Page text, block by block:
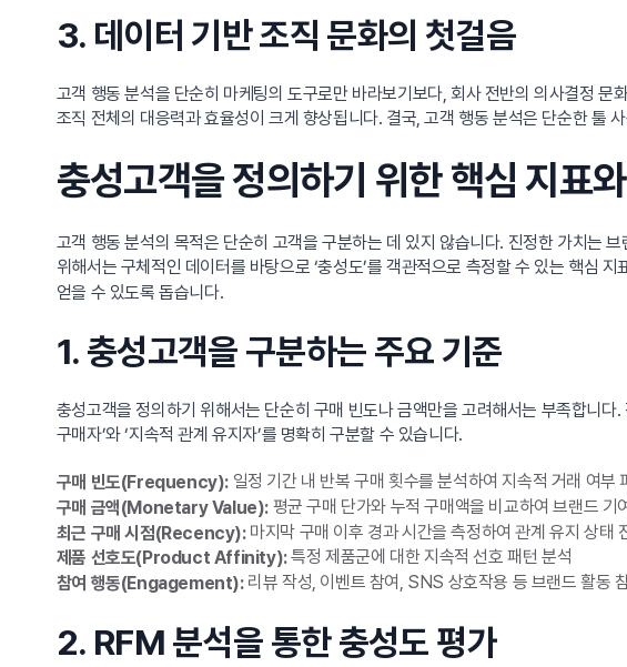
3. 데이터 기반 조직 문화의 첫걸음
고객 행동 분석을 단순히 마케팅의 도구로만 바라보기보다, 회사 전반의 의사결정
조직 전체의 대응력과 효율성이 크게 향상됩니다. 결국, 고객 행동 분석은 단순한 툴
충성고객을 정의하기 위한 핵심 지표
고객 행동 분석의 목적은 단순히 고객을 구분하는 데 있지 않습니다. 진정한 가치는
위해서는 구체적인 데이터를 바탕으로 ‘충성도’를 객관적으로 측정할 수 있는 핵심
얻을 수 있도록 돕습니다.
1. 충성고객을 구분하는 주요 기준
충성고객을 정의하기 위해서는 단순히 구매 빈도나 금액만을 고려해서는 부족합니
구매자’와 ‘지속적 관계 유지자’를 명확히 구분할 수 있습니다.
구매 빈도(Frequency):일정 기간 내 반복 구매 횟수를 분석하여 지속적 거래 여부
구매 금액(Monetary Value):평균 구매 단가와 누적 구매액을 비교하여 브랜드 기
최근 구매 시점(Recency):마지막 구매 이후 경과 시간을 측정하여 관계 유지 상태
제품 선호도(Product Affinity):특정 제품군에 대한 지속적 선호 패턴 분석
참여 행동(Engagement):리뷰 작성, 이벤트 참여, SNS 상호작용 등 브랜드 활동
2. RFM 분석을 통한 충성도 평가